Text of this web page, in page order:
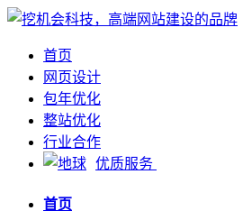
首页
网页设计
包年优化
整站优化
行业合作
优质服务
首页